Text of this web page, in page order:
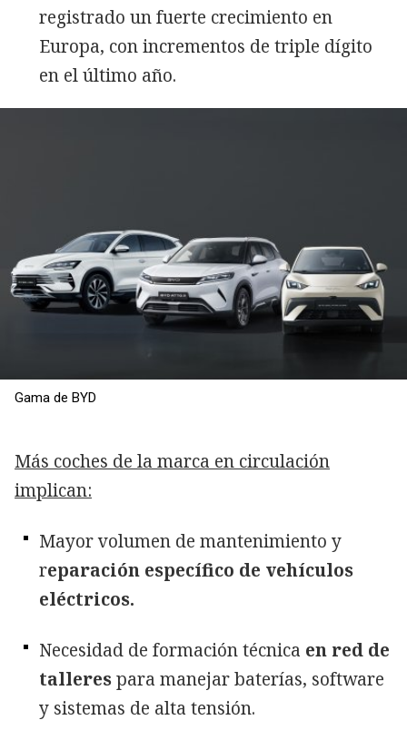
registrado un fuerte crecimiento en
Europa, con incrementos de triple dígito
en el último año.
Gama de BYD
Más coches de la marca en circulación
implican:
Mayor volumen de mantenimiento y
reparación específico de vehículos
eléctricos.
Necesidad de formación técnica en red de
tallerespara manejar baterías, software
y sistemas de alta tensión.